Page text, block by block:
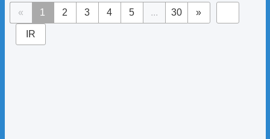
« 1 2 3 4 5 ... 30 »